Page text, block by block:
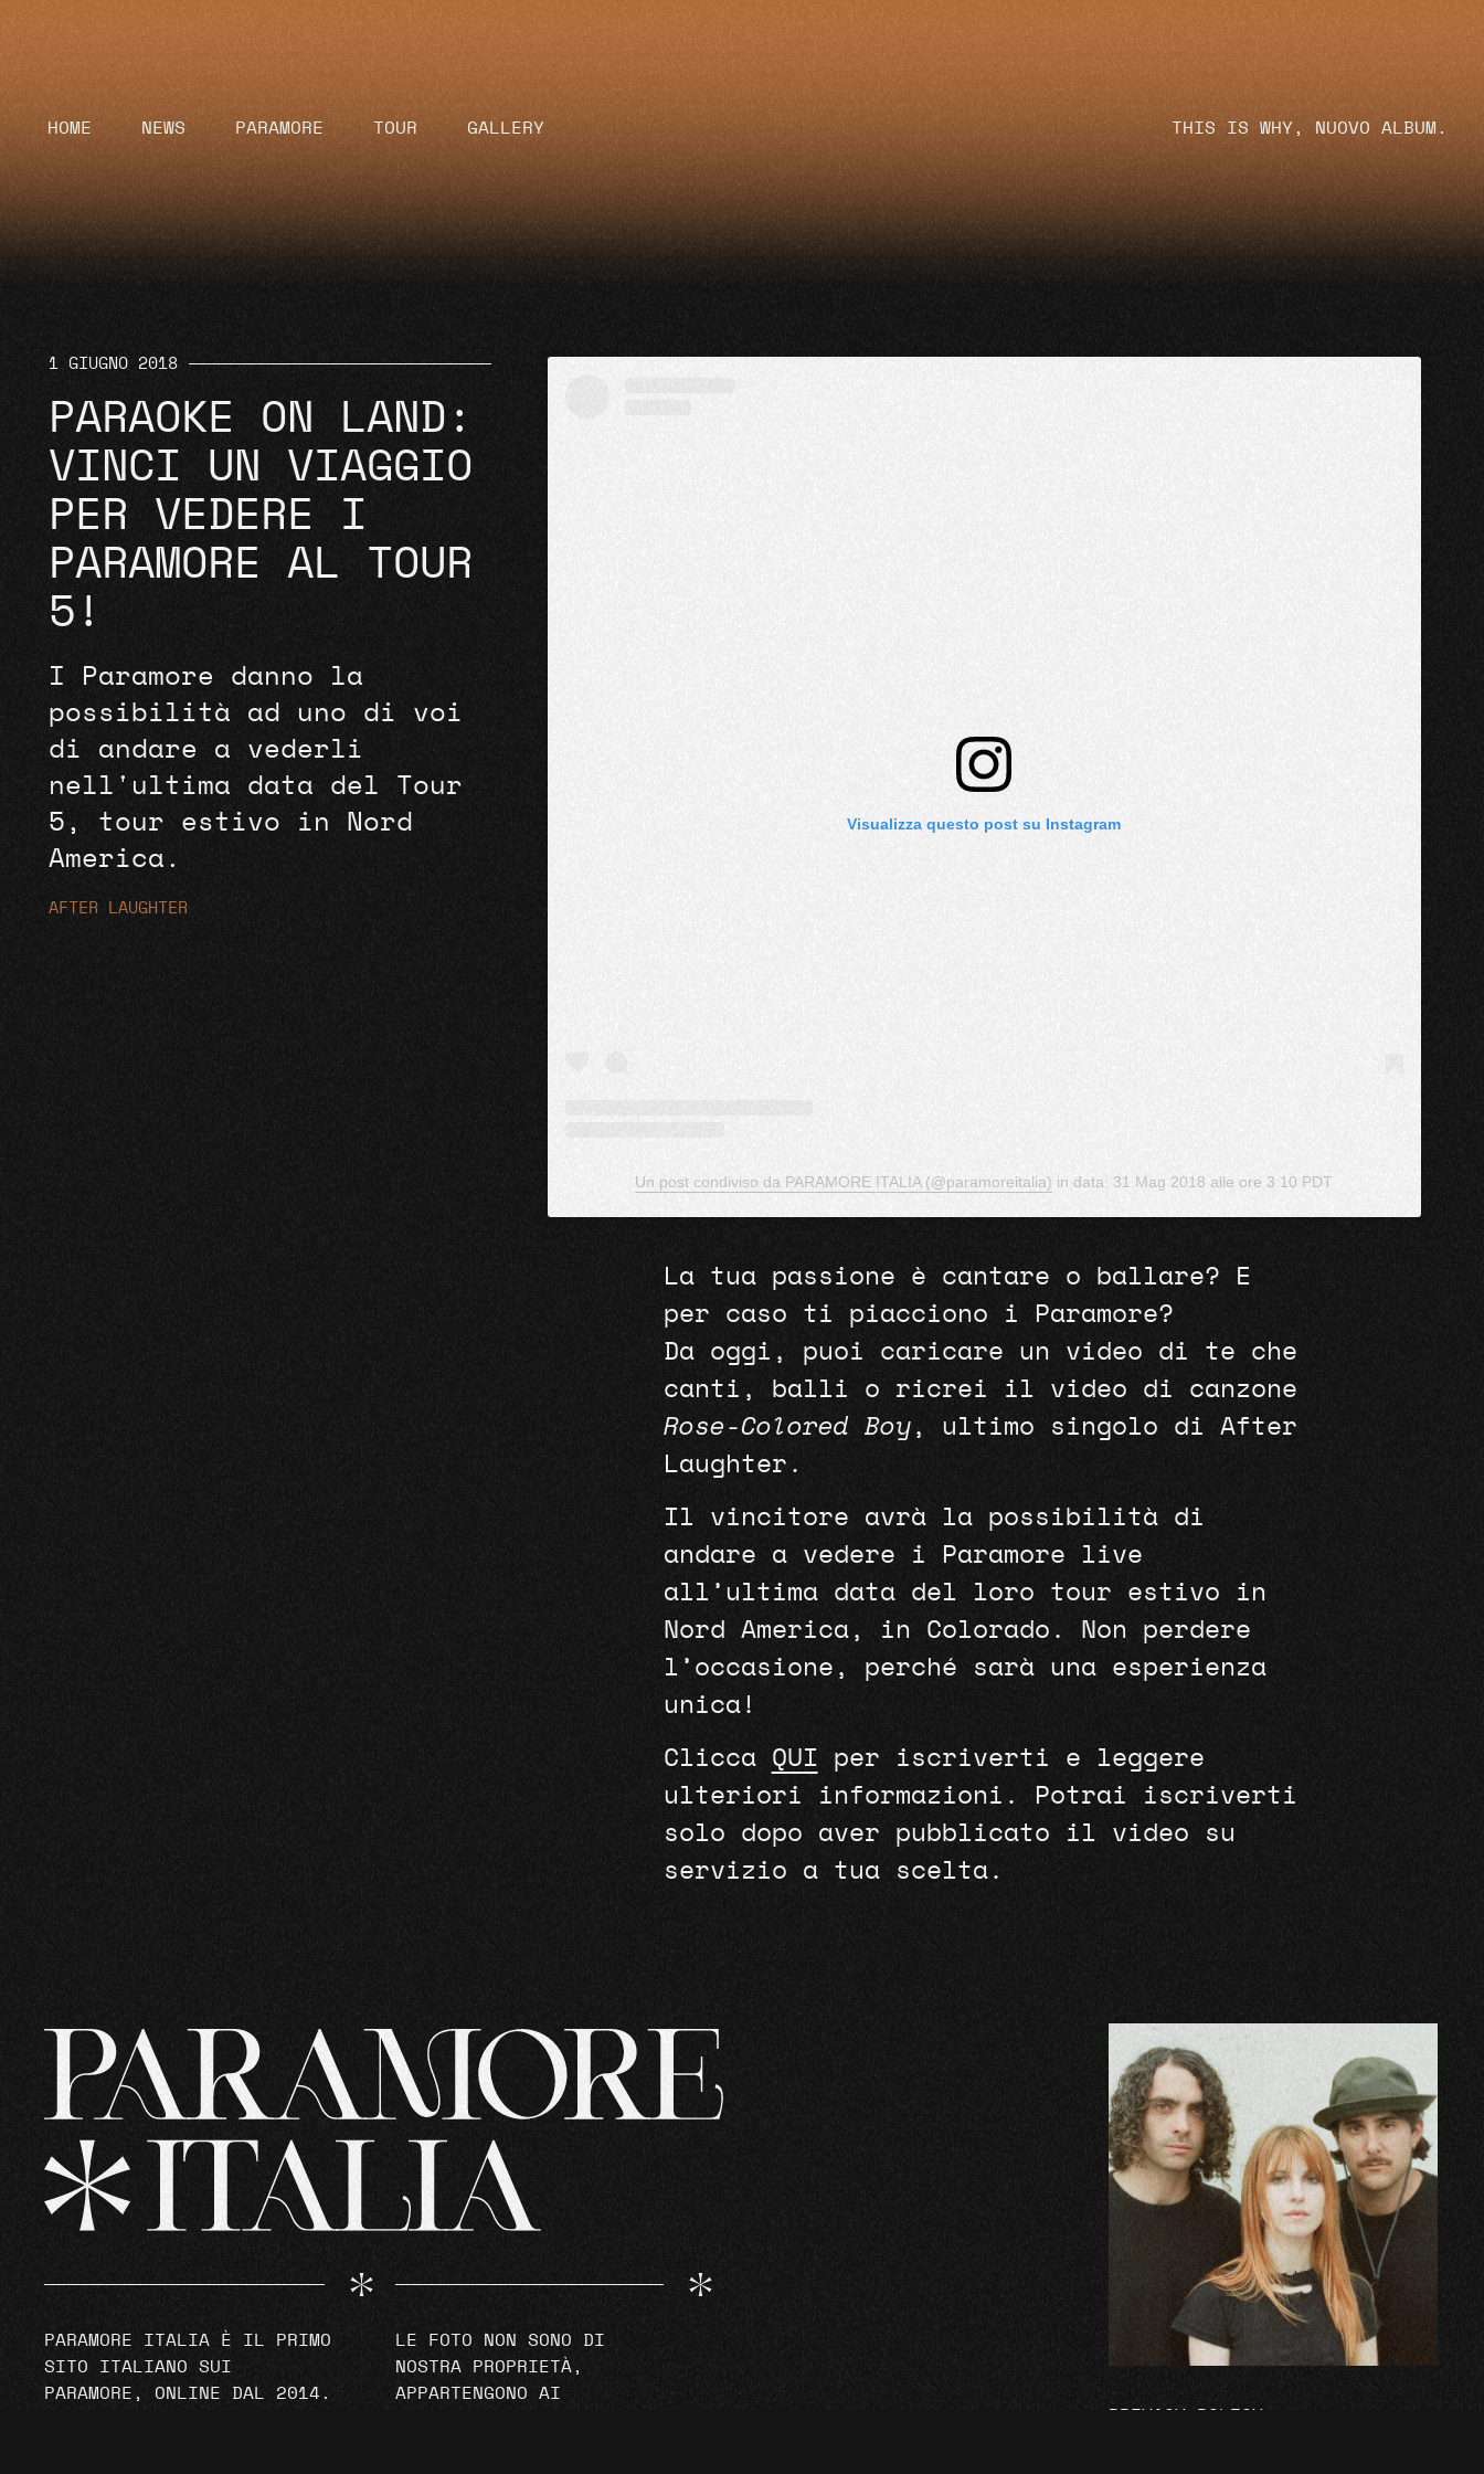
HOME NEWS PARAMORE TOUR GALLERY THIS IS WHY, NUOVO ALBUM.
1 GIUGNO 2018
PARAOKE ON LAND:
VINCI UN VIAGGIO
PER VEDERE I
PARAMORE AL TOUR
5!
I Paramore danno la
possibilità ad uno di voi
di andare a vederli
nell'ultima data del Tour
5, tour estivo in Nord
America.
AFTER LAUGHTER
Visualizza questo post su Instagram
Un post condiviso da PARAMORE ITALIA (@paramoreitalia) in data:31 Mag 2018 alle ore 3:10 PDT
La tua passione è cantare o ballare? E
per caso ti piacciono i Paramore?
Da oggi, puoi caricare un video di te che
canti, balli o ricrei il video di canzone
Rose-Colored Boy, ultimo singolo di After
Laughter.
Il vincitore avrà la possibilità di
andare a vedere i Paramore live
all’ultima data del loro tour estivo in
Nord America, in Colorado. Non perdere
l’occasione, perché sarà una esperienza
unica!
Clicca QUI per iscriverti e leggere
ulteriori informazioni. Potrai iscriverti
solo dopo aver pubblicato il video su
servizio a tua scelta.
PARAMORE ITALIA È IL PRIMO
SITO ITALIANO SUI
PARAMORE, ONLINE DAL 2014.
LE FOTO NON SONO DI
NOSTRA PROPRIETÀ,
APPARTENGONO AI
PRIVACY POLICY